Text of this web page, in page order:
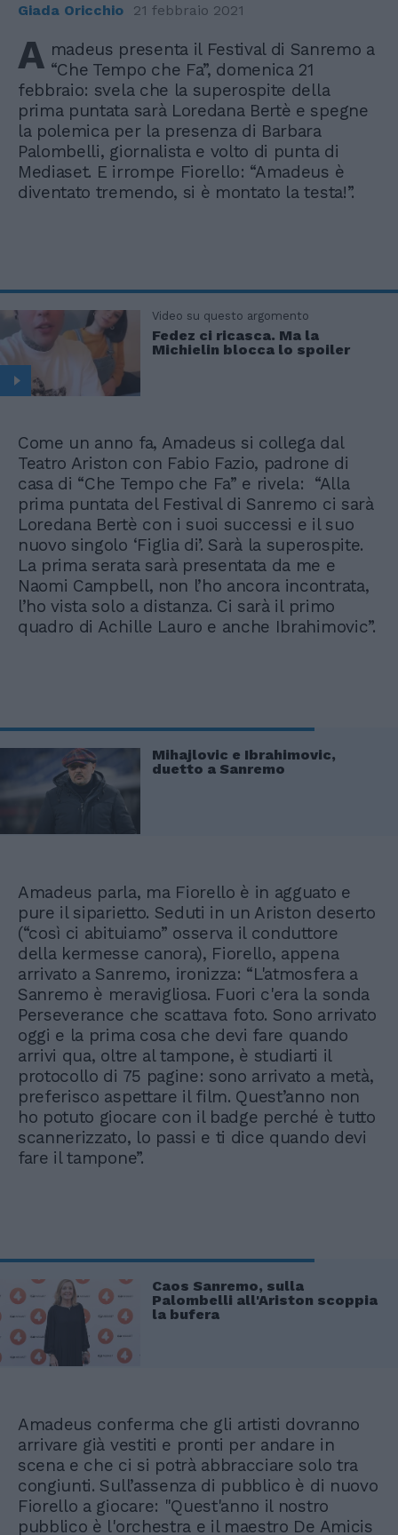
Giada Oricchio 21 febbraio 2021
A madeus presenta il Festival di Sanremo a
“Che Tempo che Fa”, domenica 21
febbraio: svela che la superospite della
prima puntata sarà Loredana Bertè e spegne
la polemica per la presenza di Barbara
Palombelli, giornalista e volto di punta di
Mediaset. E irrompe Fiorello: “Amadeus è
diventato tremendo, si è montato la testa!”.
Video su questo argomento
Fedez ci ricasca. Ma la
Michielin blocca lo spoiler
Come un anno fa, Amadeus si collega dal
Teatro Ariston con Fabio Fazio, padrone di
casa di “Che Tempo che Fa” e rivela: “Alla
prima puntata del Festival di Sanremo ci sarà
Loredana Bertè con i suoi successi e il suo
nuovo singolo ‘Figlia di’. Sarà la superospite.
La prima serata sarà presentata da me e
Naomi Campbell, non l’ho ancora incontrata,
l’ho vista solo a distanza. Ci sarà il primo
quadro di Achille Lauro e anche Ibrahimovic”.
Mihajlovic e Ibrahimovic,
duetto a Sanremo
Amadeus parla, ma Fiorello è in agguato e
pure il siparietto. Seduti in un Ariston deserto
(“così ci abituiamo” osserva il conduttore
della kermesse canora), Fiorello, appena
arrivato a Sanremo, ironizza: “L'atmosfera a
Sanremo è meravigliosa. Fuori c'era la sonda
Perseverance che scattava foto. Sono arrivato
oggi e la prima cosa che devi fare quando
arrivi qua, oltre al tampone, è studiarti il
protocollo di 75 pagine: sono arrivato a metà,
preferisco aspettare il film. Quest’anno non
ho potuto giocare con il badge perché è tutto
scannerizzato, lo passi e ti dice quando devi
fare il tampone”.
Caos Sanremo, sulla
Palombelli all'Ariston scoppia
la bufera
Amadeus conferma che gli artisti dovranno
arrivare già vestiti e pronti per andare in
scena e che ci si potrà abbracciare solo tra
congiunti. Sull’assenza di pubblico è di nuovo
Fiorello a giocare: "Quest'anno il nostro
pubblico è l'orchestra e il maestro De Amicis